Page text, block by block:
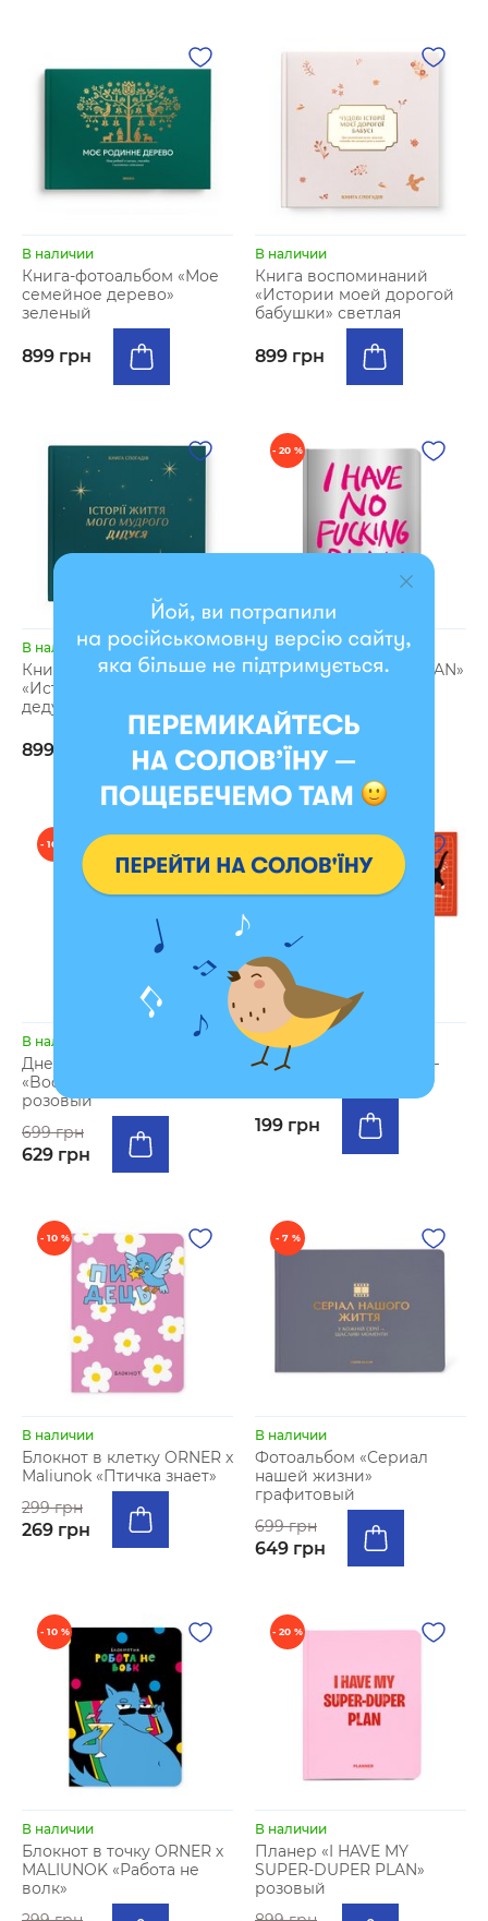
В наличии
Книга-фотоальбом «Мое
семейное дерево»
зеленый
899 грн
В наличии
Книга воспоминаний
«Истории моей дорогой
бабушки» светлая
899 грн
В наличии
Книга воспоминаний
«Истории моего
дедушки» зеленая
899 грн
- 20 %
В наличии
Планер «I HAVE NO PLAN»
719 грн
- 10 %
В наличии
Дневник читательский
«Book lovers club»
розовый
699 грн
629 грн
В наличии
Набор открыток «Ты —
199 грн
- 10 %
В наличии
Блокнот в клетку ORNER x
Maliunok «Птичка знает»
299 грн
269 грн
- 7 %
В наличии
Фотоальбом «Сериал
нашей жизни»
графитовый
699 грн
649 грн
- 10 %
В наличии
Блокнот в точку ORNER х
MALIUNOK «Работа не
волк»
- 20 %
В наличии
Планер «I HAVE MY
SUPER-DUPER PLAN»
розовый